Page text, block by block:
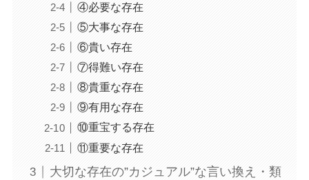
④必要な存在
⑤大事な存在
⑥貴い存在
⑦得難い存在
⑧貴重な存在
⑨有用な存在
⑩重宝する存在
⑪重要な存在
大切な存在の”カジュアル”な言い換え・類